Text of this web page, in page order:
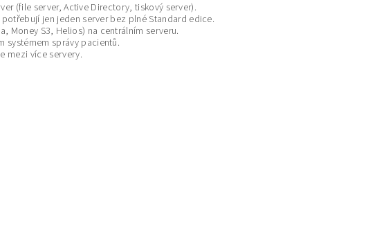
(file server, Active Directory, tiskový server).
jen jeden server bez plné Standard edice.
Money S3, Helios) na centrálním serveru.
systémem správy pacientů.
mezi více servery.